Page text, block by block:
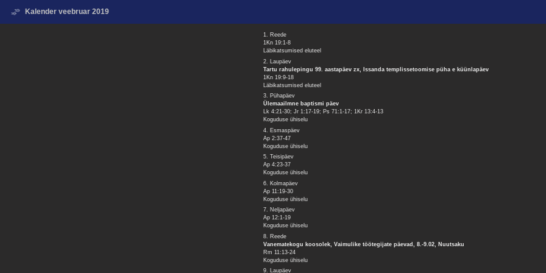
Kalender veebruar 2019
1. Reede
1Kn 19:1-8
Läbikatsumised eluteel
2. Laupäev
Tartu rahulepingu 99. aastapäev zx, Issanda templissetoomise püha e küünlapäev
1Kn 19:9-18
Läbikatsumised eluteel
3. Pühapäev
Ülemaailmne baptismi päev
Lk 4:21-30; Jr 1:17-19; Ps 71:1-17; 1Kr 13:4-13
Koguduse ühiselu
4. Esmaspäev
Ap 2:37-47
Koguduse ühiselu
5. Teisipäev
Ap 4:23-37
Koguduse ühiselu
6. Kolmapäev
Ap 11:19-30
Koguduse ühiselu
7. Neljapäev
Ap 12:1-19
Koguduse ühiselu
8. Reede
Vanematekogu koosolek, Vaimulike töötegijate päevad, 8.-9.02, Nuutsaku
Rm 11:13-24
Koguduse ühiselu
9. Laupäev